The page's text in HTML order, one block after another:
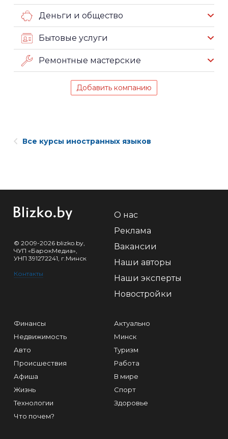
Деньги и общество
Бытовые услуги
Ремонтные мастерские
Добавить компанию
Все курсы иностранных языков
© 2009-2026 blizko.by,
ЧУП «БарокМедиа»,
УНП 391272241, г.Минск
Контакты
О нас
Реклама
Вакансии
Наши авторы
Наши эксперты
Новостройки
Финансы
Недвижимость
Авто
Происшествия
Афиша
Жизнь
Технологии
Что почем?
Актуально
Минск
Туризм
Работа
В мире
Спорт
Здоровье